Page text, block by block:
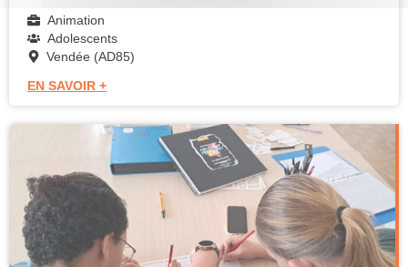
Animation
Adolescents
Vendée (AD85)
EN SAVOIR +